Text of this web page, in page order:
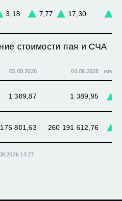
3,18 7,77 17,30
стоимости пая и СЧА
05.08.2026 06.08.2026
1 389,87 1 389,95
801,63 260 191 612,76
13:27